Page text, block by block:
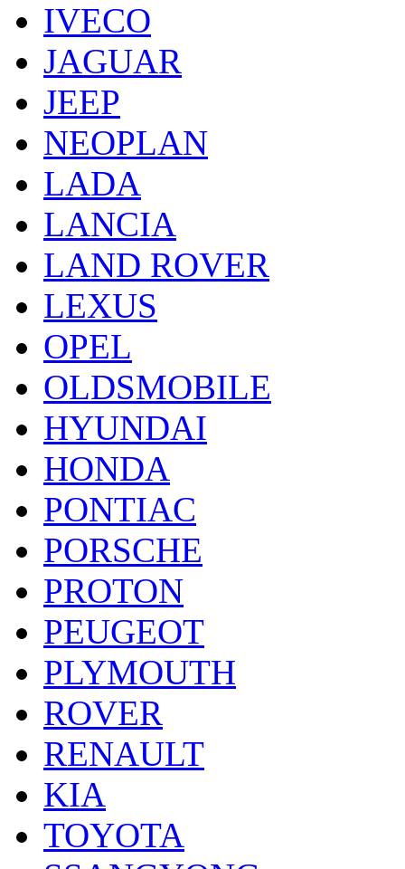
IVECO
JAGUAR
JEEP
NEOPLAN
LADA
LANCIA
LAND ROVER
LEXUS
OPEL
OLDSMOBILE
HYUNDAI
HONDA
PONTIAC
PORSCHE
PROTON
PEUGEOT
PLYMOUTH
ROVER
RENAULT
KIA
TOYOTA